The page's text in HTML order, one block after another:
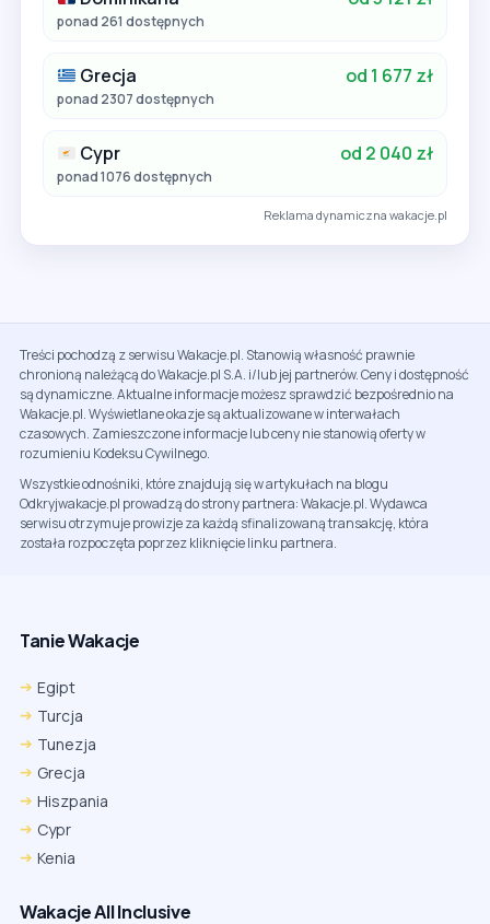
ponad 261 dostępnych
Grecja od 1 677 zł
ponad 2307 dostępnych
Cypr od 2 040 zł
ponad 1076 dostępnych
Reklama dynamiczna wakacje.pl
Treści pochodzą z serwisu Wakacje.pl. Stanowią własność prawnie
chronioną należącą do Wakacje.pl S.A. i/lub jej partnerów. Ceny i dostępność
są dynamiczne. Aktualne informacje możesz sprawdzić bezpośrednio na
Wakacje.pl. Wyświetlane okazje są aktualizowane w interwałach
czasowych. Zamieszczone informacje lub ceny nie stanowią oferty w
rozumieniu Kodeksu Cywilnego.
Wszystkie odnośniki, które znajdują się w artykułach na blogu
Odkryjwakacje.pl prowadzą do strony partnera: Wakacje.pl. Wydawca
serwisu otrzymuje prowizje za każdą sfinalizowaną transakcję, która
została rozpoczęta poprzez kliknięcie linku partnera.
Tanie Wakacje
Egipt
Turcja
Tunezja
Grecja
Hiszpania
Cypr
Kenia
Wakacje All Inclusive